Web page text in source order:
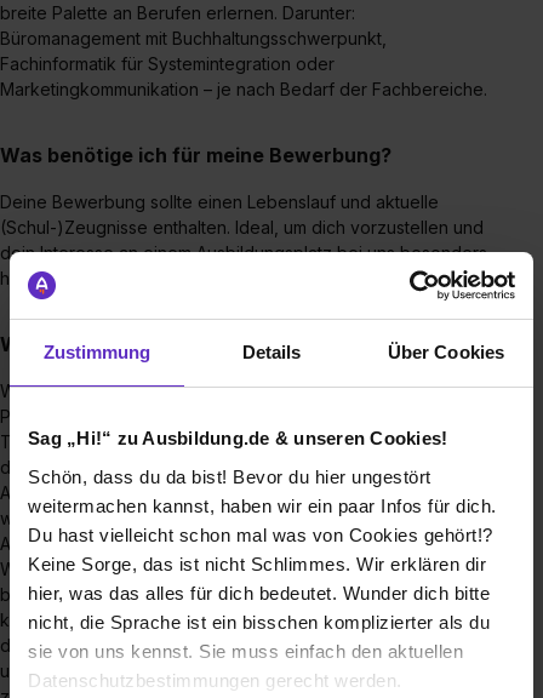
Zustimmung Details Über Cookies
Sag „Hi!“ zu Ausbildung.de & unseren Cookies!
Schön, dass du da bist! Bevor du hier ungestört
weitermachen kannst, haben wir ein paar Infos für dich.
Du hast vielleicht schon mal was von Cookies gehört!?
Keine Sorge, das ist nicht Schlimmes. Wir erklären dir
hier, was das alles für dich bedeutet. Wunder dich bitte
nicht, die Sprache ist ein bisschen komplizierter als du
sie von uns kennst. Sie muss einfach den aktuellen
Datenschutzbestimmungen gerecht werden.
breite Palette an Berufen erlernen. Darunter:
Büromanagement mit Buchhaltungsschwerpunkt,
Fachinformatik für Systemintegration oder
Marketingkommunikation – je nach Bedarf der Fachbereiche.
Was benötige ich für meine Bewerbung?
Deine Bewerbung sollte einen Lebenslauf und aktuelle
(Schul-)Zeugnisse enthalten. Ideal, um dich vorzustellen und
dein Interesse an einem Ausbildungsplatz bei uns besonders
hervorzuheben, ist ein kurzes Motivationsschreiben.
Wie sieht euer Bewerbungsprozess aus?
Wenn deine Bewerbung unser Interesse weckt, führt eine
Person aus unserem Recruitingteam ein kurzes
Telefoninterview mit dir. Bei beidseitigem Interesse laden wir
dich zu einem Gespräch mit der Filialleitung ein.
Abschließend vereinbaren wir einen Probetag. Besteht
weiterhin beidseitiges Interesse bieten wir dir gerne einen
Ausbildungsplatz an.
Wenn du dich für einen Ausbildungsplatz in unserer Zentrale
bewirbst, führt eine Person aus unserem Recrutingteam ein
kurzes Interview mit dir. Danach lernst du per Videointerview
deine Ausbilder:innen kennen. Im letzten Schritt treffen wir
uns persönlich in unserer Zentrale; du kannst dir deinen